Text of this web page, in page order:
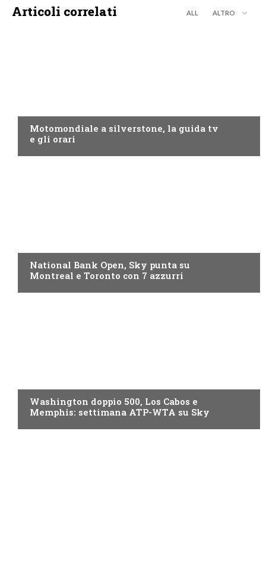
Articoli correlati ALL ALTRO
Motomondiale a silverstone, la guida tv
e gli orari
National Bank Open, Sky punta su
Montreal e Toronto con 7 azzurri
Washington doppio 500, Los Cabos e
Memphis: settimana ATP-WTA su Sky